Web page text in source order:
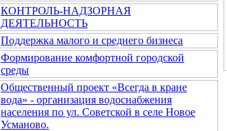
КОНТРОЛЬ-НАДЗОРНАЯ
ДЕЯТЕЛЬНОСТЬ
Поддержка малого и среднего бизнеса
Формирование комфортной городской
среды
Общественный проект «Всегда в кране
вода» - организация водоснабжения
населения по ул. Советской в селе Новое
Усманово.